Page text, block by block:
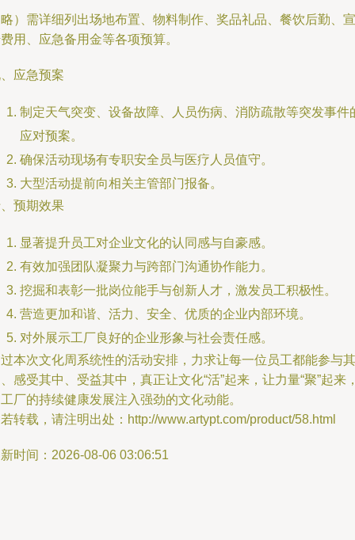
）需详细列出场地布置、物料制作、奖品礼品、餐饮后勤、宣
用、应急备用金等各项预算。
应急预案
制定天气突变、设备故障、人员伤病、消防疏散等突发事件
应对预案。
确保活动现场有专职安全员与医疗人员值守。
大型活动提前向相关主管部门报备。
预期效果
显著提升员工对企业文化的认同感与自豪感。
有效加强团队凝聚力与跨部门沟通协作能力。
挖掘和表彰一批岗位能手与创新人才，激发员工积极性。
营造更加和谐、活力、安全、优质的企业内部环境。
对外展示工厂良好的企业形象与社会责任感。
本次文化周系统性的活动安排，力求让每一位员工都能参与其
感受其中、受益其中，真正让文化“活”起来，让力量“聚”起来
厂的持续健康发展注入强劲的文化动能。
转载，请注明出处：http://www.artypt.com/product/58.html
时间：2026-08-06 03:06:51